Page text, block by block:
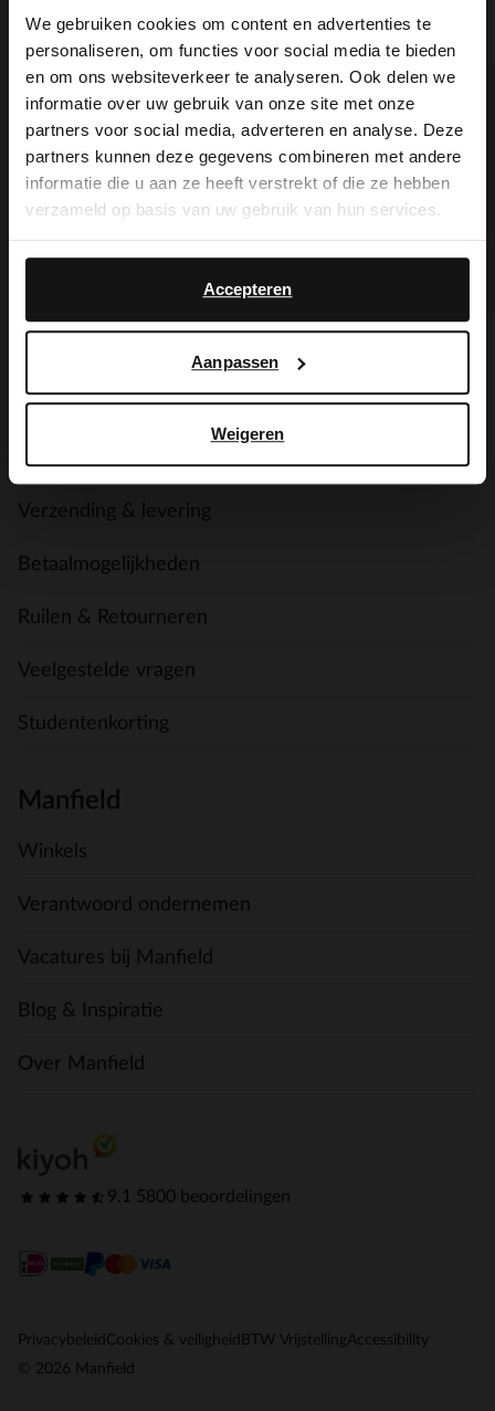
We gebruiken cookies om content en advertenties te
personaliseren, om functies voor social media te bieden
en om ons websiteverkeer te analyseren. Ook delen we
informatie over uw gebruik van onze site met onze
partners voor social media, adverteren en analyse. Deze
partners kunnen deze gegevens combineren met andere
informatie die u aan ze heeft verstrekt of die ze hebben
verzameld op basis van uw gebruik van hun services.
Accepteren
Aanpassen
Weigeren
De My Manfield
voordelen wachten
op je.
Service
Verzending & levering
Betaalmogelijkheden
Ruilen & Retourneren
Veelgestelde vragen
Studentenkorting
Manfield
Winkels
Verantwoord ondernemen
Vacatures bij Manfield
Blog & Inspiratie
Over Manfield
9.1 5800 beoordelingen
Privacybeleid Cookies & veiligheid BTW VrijstellingAccessibility
© 2026 Manfield
×
View this website in English?
It looks like your language isn't Dutch. Would
you like to switch to English?
English